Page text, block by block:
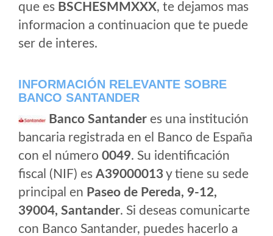
que es BSCHESMMXXX, te dejamos mas
informacion a continuacion que te puede
ser de interes.
INFORMACIÓN RELEVANTE SOBRE
BANCO SANTANDER
Banco Santander es una institución
bancaria registrada en el Banco de España
con el número 0049. Su identificación
fiscal (NIF) es A39000013y tiene su sede
principal en Paseo de Pereda, 9-12,
39004, Santander. Si deseas comunicarte
con Banco Santander, puedes hacerlo a